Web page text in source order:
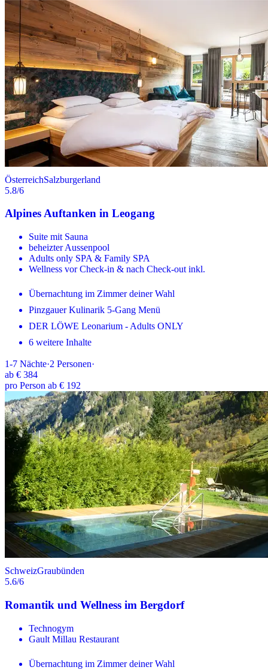
ÖsterreichSalzburgerland
5.8/6
Alpines Auftanken in Leogang
Suite mit Sauna
beheizter Aussenpool
Adults only SPA & Family SPA
Wellness vor Check-in & nach Check-out inkl.
Übernachtung im Zimmer deiner Wahl
Pinzgauer Kulinarik 5-Gang Menü
DER LÖWE Leonarium - Adults ONLY
6 weitere Inhalte
1-7 Nächte·2 Personen·
ab € 384
pro Person ab € 192
SchweizGraubünden
5.6/6
Romantik und Wellness im Bergdorf
Technogym
Gault Millau Restaurant
Übernachtung im Zimmer deiner Wahl